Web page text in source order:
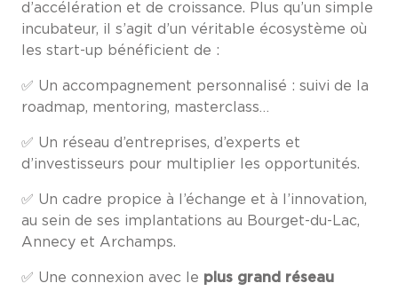
d’accélération et de croissance. Plus qu’un simple
incubateur, il s’agit d’un véritable écosystème où
les start-up bénéficient de :
✅ Un accompagnement personnalisé : suivi de la
roadmap, mentoring, masterclass…
✅ Un réseau d’entreprises, d’experts et
d’investisseurs pour multiplier les opportunités.
✅ Un cadre propice à l’échange et à l’innovation,
au sein de ses implantations au Bourget-du-Lac,
Annecy et Archamps.
✅ Une connexion avec le plus grand réseau